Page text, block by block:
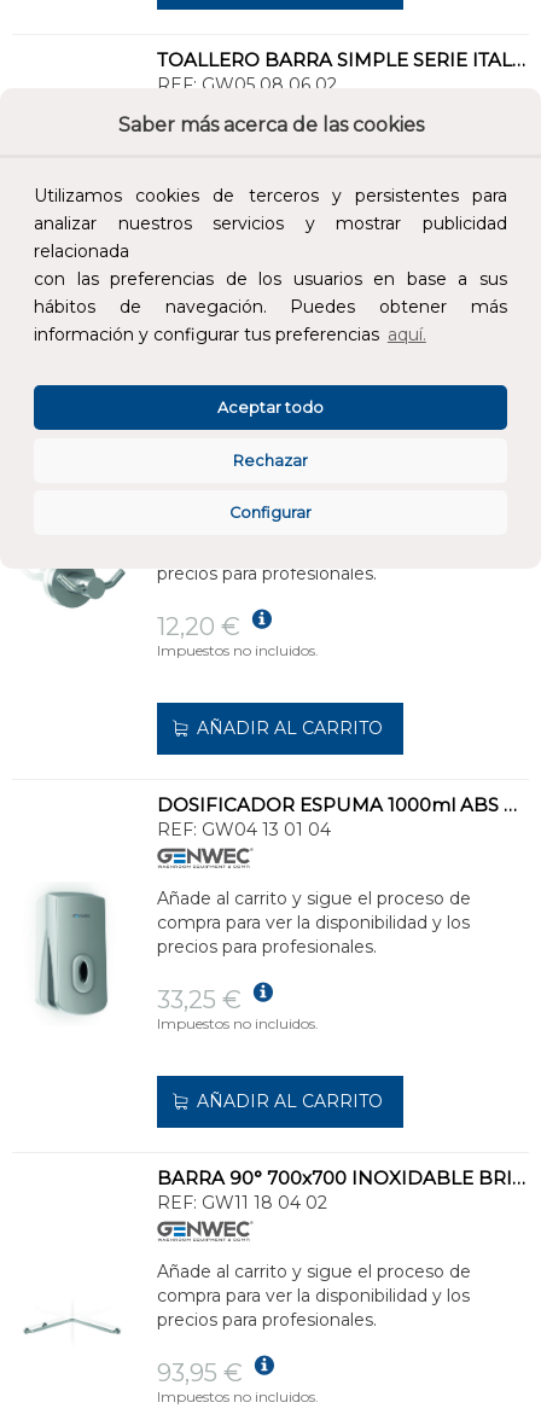
Saber más acerca de las cookies
Utilizamos cookies de terceros y persistentes para
analizar nuestros servicios y mostrar publicidad
relacionada
con las preferencias de los usuarios en base a sus
hábitos de navegación. Puedes obtener más
información y configurar tus preferencias aquí.
Configurar
Rechazar
Aceptar todo
TOALLERO BARRA SIMPLE SERIE ITALICA LATÓN
REF: GW05 08 06 02
precios para profesionales.
Impuestos no incluidos.
PERCHA DOBLE SERIE GERUNDA INOXIDABLE 304
GW05 01 04 01
Añade al carrito y sigue el proceso de
precios para profesionales.
12,20 €
Impuestos no incluidos.
AÑADIR AL CARRITO
DOSIFICADOR ESPUMA 1000ml ABS PLATEADO
REF: GW04 13 01 04
Añade al carrito y sigue el proceso de
compra para ver la disponibilidad y los
precios para profesionales.
33,25 €
Impuestos no incluidos.
AÑADIR AL CARRITO
BARRA 90° 700x700 INOXIDABLE BRILLANTE
REF: GW11 18 04 02
Añade al carrito y sigue el proceso de
compra para ver la disponibilidad y los
precios para profesionales.
93,95 €
Impuestos no incluidos.